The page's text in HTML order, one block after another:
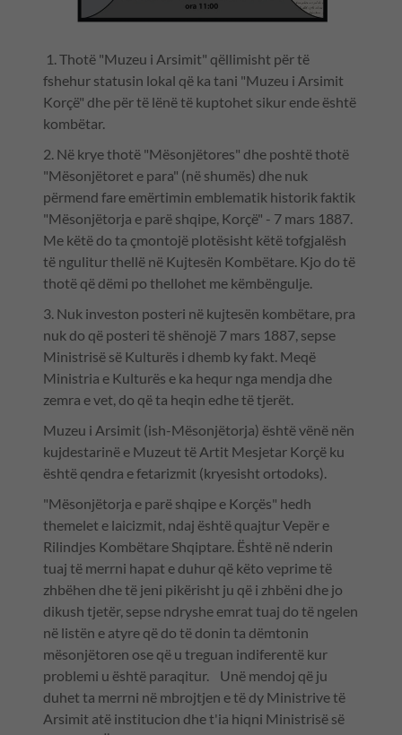
1. Thotë "Muzeu i Arsimit" qëllimisht për të
fshehur statusin lokal që ka tani "Muzeu i Arsimit
Korçë" dhe për të lënë të kuptohet sikur ende është
kombëtar.
2. Në krye thotë "Mësonjëtores" dhe poshtë thotë
"Mësonjëtoret e para" (në shumës) dhe nuk
përmend fare emërtimin emblematik historik faktik
"Mësonjëtorja e parë shqipe, Korçë" - 7 mars 1887.
Me këtë do ta çmontojë plotësisht këtë tofgjalësh
të ngulitur thellë në Kujtesën Kombëtare. Kjo do të
thotë që dëmi po thellohet me këmbëngulje.
3. Nuk investon posteri në kujtesën kombëtare, pra
nuk do që posteri të shënojë 7 mars 1887, sepse
Ministrisë së Kulturës i dhemb ky fakt. Meqë
Ministria e Kulturës e ka hequr nga mendja dhe
zemra e vet, do që ta heqin edhe të tjerët.
Muzeu i Arsimit (ish-Mësonjëtorja) është vënë nën
kujdestarinë e Muzeut të Artit Mesjetar Korçë ku
është qendra e fetarizmit (kryesisht ortodoks).
"Mësonjëtorja e parë shqipe e Korçës" hedh
themelet e laicizmit, ndaj është quajtur Vepër e
Rilindjes Kombëtare Shqiptare. Është në nderin
tuaj të merrni hapat e duhur që këto veprime të
zhbëhen dhe të jeni pikërisht ju që i zhbëni dhe jo
dikush tjetër, sepse ndryshe emrat tuaj do të ngelen
në listën e atyre që do të donin ta dëmtonin
mësonjëtoren ose që u treguan indiferentë kur
problemi u është paraqitur. Unë mendoj që ju
duhet ta merrni në mbrojtjen e të dy Ministrive të
Arsimit atë institucion dhe t'ia hiqni Ministrisë së